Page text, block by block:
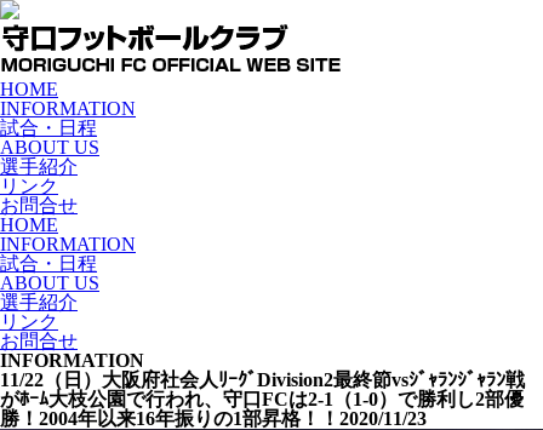
HOME
INFORMATION
試合・日程
ABOUT US
選手紹介
リンク
お問合せ
HOME
INFORMATION
試合・日程
ABOUT US
選手紹介
リンク
お問合せ
INFORMATION
11/22（日）大阪府社会人ﾘｰｸﾞDivision2最終節vsｼﾞｬﾗﾝｼﾞｬﾗﾝ戦
がﾎｰﾑ大枝公園で行われ、守口FCは2-1（1-0）で勝利し2部優
勝！2004年以来16年振りの1部昇格！！ 2020/11/23